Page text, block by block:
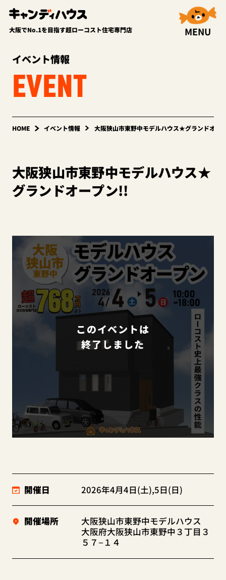
大阪でNo.1を目指す超ローコスト住宅専門店 MENU
イベント情報
EVENT
HOME イベント情報 大阪狭山市東野中モデルハウス★グランドオー
大阪狭山市東野中モデルハウス★
グランドオープン!!
このイベントは
終了しました
開催日 2026年4月4日(土),5日(日)
開催場所
大阪狭山市東野中モデルハウス
大阪府大阪狭山市東野中３丁目３
５７−１４